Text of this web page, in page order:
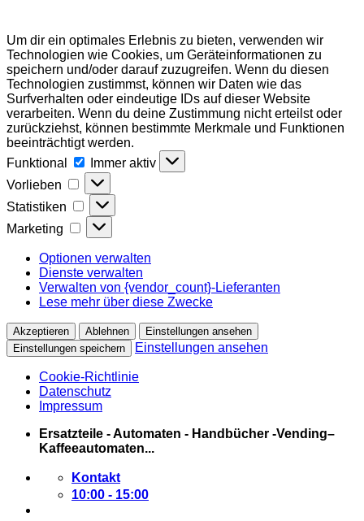
Um dir ein optimales Erlebnis zu bieten, verwenden wir
Technologien wie Cookies, um Geräteinformationen zu
speichern und/oder darauf zuzugreifen. Wenn du diesen
Technologien zustimmst, können wir Daten wie das
Surfverhalten oder eindeutige IDs auf dieser Website
verarbeiten. Wenn du deine Zustimmung nicht erteilst oder
zurückziehst, können bestimmte Merkmale und Funktionen
beeinträchtigt werden.
Funktional
Funktional
Immer aktiv
Vorlieben
Vorlieben
Statistiken Statistiken
Marketing Marketing
Optionen verwalten
Dienste verwalten
Verwalten von {vendor_count}-Lieferanten
Lese mehr über diese Zwecke
Akzeptieren Ablehnen
Einstellungen ansehen
Einstellungen speichern
Einstellungen ansehen
Cookie-Richtlinie
Datenschutz
Impressum
Zum
Ersatzteile - Automaten - Handbücher -Vending–
Kaffeeautomaten...
Kontakt
10:00 - 15:00